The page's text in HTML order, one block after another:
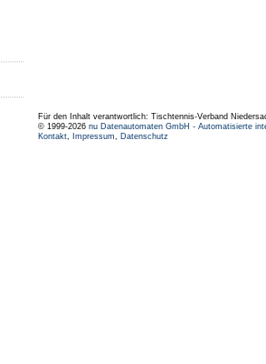
Für den Inhalt verantwortlich: Tischtennis-Verband
© 1999-2026 nu Datenautomaten GmbH - Automatisierte
Kontakt, Impressum, Datenschutz